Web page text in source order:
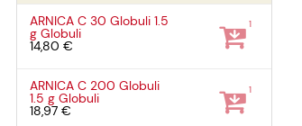
ARNICA C 30 Globuli1.5
gGlobuli
14,80 €
1
ARNICA C 200 Globuli
1.5 gGlobuli
18,97 €
1